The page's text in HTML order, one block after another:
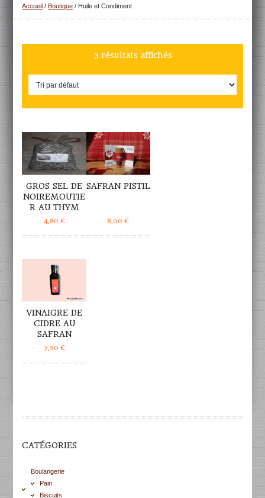
Accueil / Boutique / Huile et Condiment
3 résultats affichés
GROS SEL DE
NOIREMOUTIE
R AU THYM
4,80 €
SAFRAN PISTIL
8,00€
VINAIGRE DE
CIDRE AU
SAFRAN
7,50 €
CATÉGORIES
Boulangerie
Pain
Biscuits